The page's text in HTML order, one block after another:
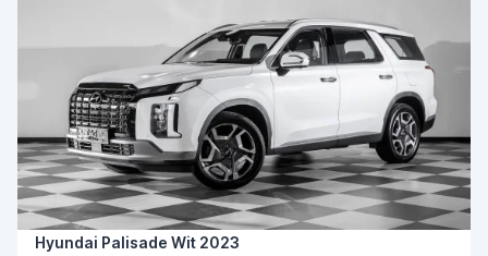
Hyundai Palisade Wit 2023